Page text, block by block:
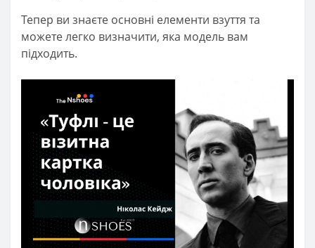
Тепер ви знаєте основні елементи взуття та
можете легко визначити, яка модель вам
підходить.